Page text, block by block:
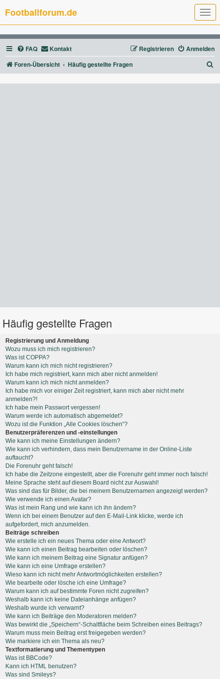
T
o
g
g
l
e
n
a
g
Footballforum.de
FAQ Kontakt Anmelden
Registrieren
Foren-Übersicht
Häufig gestellte Fragen
u
Häufig gestellte Fragen
Registrierung und Anmeldung
Wozu muss ich mich registrieren?
Was ist COPPA?
Warum kann ich mich nicht registrieren?
Ich habe mich registriert, kann mich aber nicht anmelden!
Warum kann ich mich nicht anmelden?
Ich habe mich vor einiger Zeit registriert, kann mich aber nicht mehr
anmelden?!
Ich habe mein Passwort vergessen!
Warum werde ich automatisch abgemeldet?
Wozu ist die Funktion „Alle Cookies löschen“?
Benutzerpräferenzen und -einstellungen
Wie kann ich meine Einstellungen ändern?
Wie kann ich verhindern, dass mein Benutzername in der Online-Liste
auftaucht?
Die Forenuhr geht falsch!
Ich habe die Zeitzone eingestellt, aber die Forenuhr geht immer noch falsch!
Meine Sprache steht auf diesem Board nicht zur Auswahl!
Was sind das für Bilder, die bei meinem Benutzernamen angezeigt werden?
Wie verwende ich einen Avatar?
Was ist mein Rang und wie kann ich ihn ändern?
Wenn ich bei einem Benutzer auf den E-Mail-Link klicke, werde ich
aufgefordert, mich anzumelden.
Beiträge schreiben
Wie erstelle ich ein neues Thema oder eine Antwort?
Wie kann ich einen Beitrag bearbeiten oder löschen?
Wie kann ich meinem Beitrag eine Signatur anfügen?
Wie kann ich eine Umfrage erstellen?
Wieso kann ich nicht mehr Antwortmöglichkeiten erstellen?
Wie bearbeite oder lösche ich eine Umfrage?
Warum kann ich auf bestimmte Foren nicht zugreifen?
Weshalb kann ich keine Dateianhänge anfügen?
Weshalb wurde ich verwarnt?
Wie kann ich Beiträge den Moderatoren melden?
Was bewirkt die „Speichern“-Schaltfläche beim Schreiben eines Beitrags?
Warum muss mein Beitrag erst freigegeben werden?
Wie markiere ich ein Thema als neu?
Textformatierung und Thementypen
Was ist BBCode?
Kann ich HTML benutzen?
Was sind Smileys?